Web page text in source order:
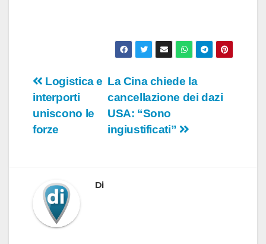
Navigazione
articoli
La Cina chiede la
cancellazione dei dazi
USA: “Sono
ingiustificati”
Logistica e
interporti
uniscono le
forze
Di